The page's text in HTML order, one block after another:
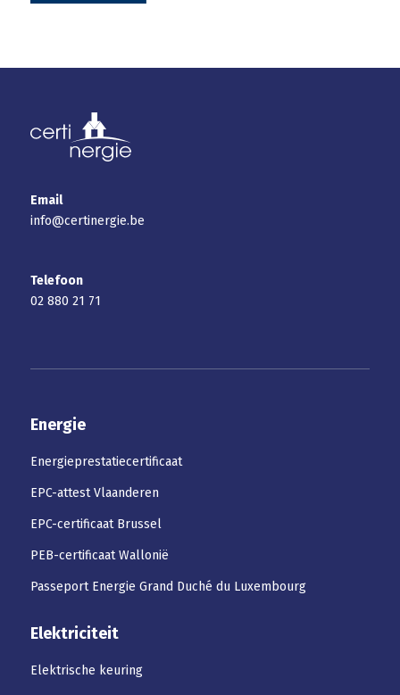
Email
info@certinergie.be
Telefoon
02 880 21 71
Energie
Energieprestatiecertificaat
EPC-attest Vlaanderen
EPC-certificaat Brussel
PEB-certificaat Wallonië
Passeport Energie Grand Duché du Luxembourg
Elektriciteit
Elektrische keuring